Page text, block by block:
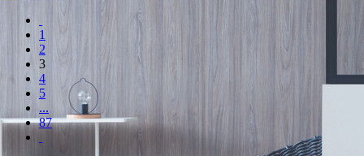
1
2
3
4
5
...
87